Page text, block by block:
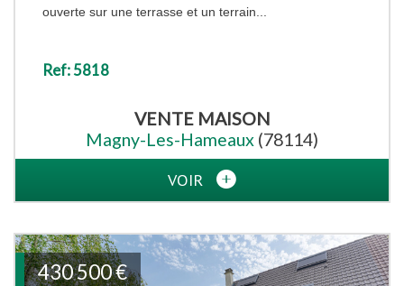
ouverte sur une terrasse et un terrain...
Ref: 5818
VENTE MAISON
Magny-Les-Hameaux (78114)
VOIR
430 500€